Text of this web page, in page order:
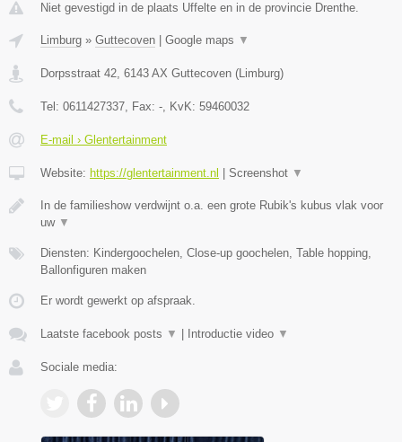
Niet gevestigd in de plaats Uffelte en in de provincie Drenthe.
Limburg » Guttecoven Google maps ▼
Dorpsstraat 42, 6143 AX Guttecoven (Limburg)
Tel: 0611427337, Fax: -, KvK: 59460032
E-mail › Glentertainment
Website: https://glentertainment.nl Screenshot ▼
In de familieshow verdwijnt o.a. een grote Rubik's kubus vlak voor
uw ▼
Diensten: Kindergoochelen, Close-up goochelen, Table hopping,
Ballonfiguren maken
Er wordt gewerkt op afspraak.
Laatste facebook posts ▼ Introductie video ▼
Sociale media: